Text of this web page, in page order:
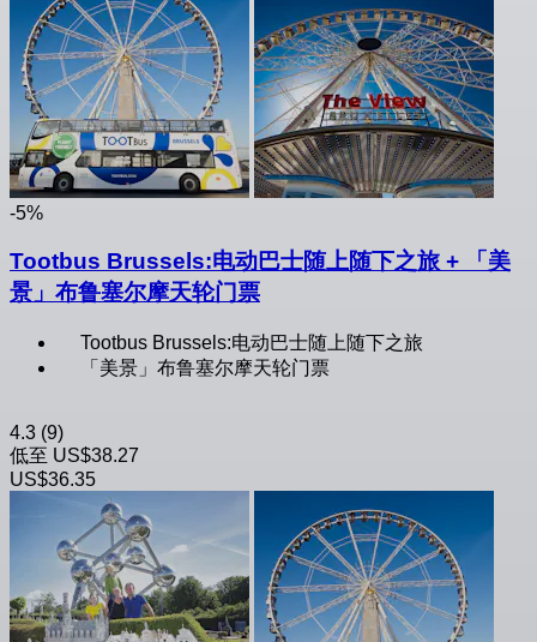
-5%
Tootbus Brussels:电动巴士随上随下之旅 + 「美
景」布鲁塞尔摩天轮门票
Tootbus Brussels:电动巴士随上随下之旅
「美景」布鲁塞尔摩天轮门票
4.3 (9)
低至 US$38.27
US$36.35